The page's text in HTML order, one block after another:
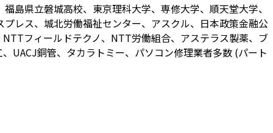
島県立磐城高校、東京理科大学、専修大学、順天堂大学、
レス、城北労働福祉センター、アスクル、日本政策金融公
フィールドテクノ、NTT労働組合、アステラス製薬、ブ
UACJ銅管、タカラトミー、パソコン修理業者多数 (パート